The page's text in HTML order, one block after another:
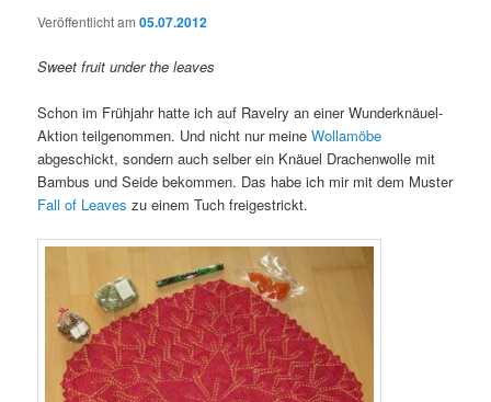
Veröffentlicht am05.07.2012
Sweet fruit under the leaves
Schon im Frühjahr hatte ich auf Ravelry an einer Wunderknäuel-
Aktion teilgenommen. Und nicht nur meineWollamöbe
abgeschickt, sondern auch selber ein Knäuel Drachenwolle mit
Bambus und Seide bekommen. Das habe ich mir mit dem Muster
Fall of Leaves zu einem Tuch freigestrickt.